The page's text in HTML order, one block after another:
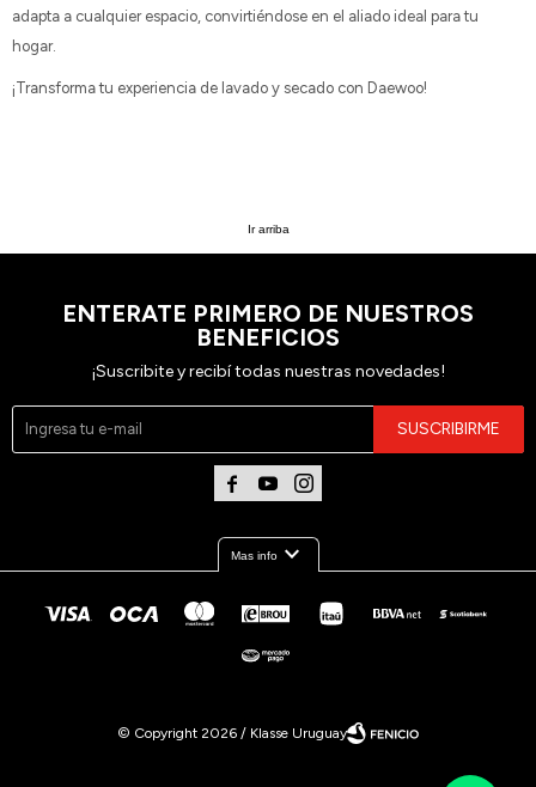
adapta a cualquier espacio, convirtiéndose en el aliado ideal para tu
hogar.
¡Transforma tu experiencia de lavado y secado con Daewoo!
Ir arriba
ENTERATE PRIMERO DE NUESTROS
BENEFICIOS
¡Suscribite y recibí todas nuestras novedades!
SUSCRIBIRME
  
Mas infoexpand_more
© Copyright 2026 / Klasse Uruguay